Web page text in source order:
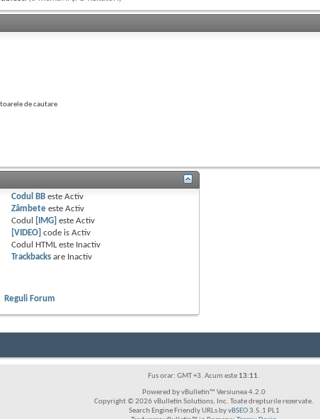
de cautare
Codul BB esteActiv
Zâmbete esteActiv
Codul
[IMG] esteActiv
[VIDEO] code isActiv
Codul HTML este Inactiv
Trackbacks are Inactiv
Reguli Forum
Fus orar: GMT +3. Acum este 13:11.
Powered by vBulletin™ Versiunea 4.2.0
Copyright © 2026 vBulletin Solutions, Inc. Toate drepturile rezervate.
Search Engine Friendly URLs byvBSEO3.5.1 PL1